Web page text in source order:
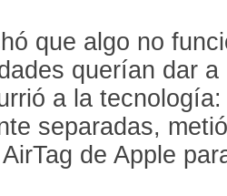
que algo no
querían dar
a la
separadas,
de Apple